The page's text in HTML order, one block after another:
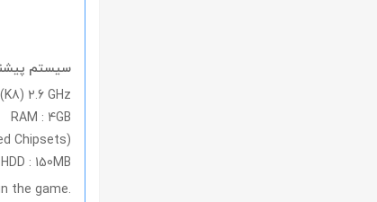
سیستم
2.6 GHz
RAM : 4GB
Chipsets)
HDD : 150MB
the game.